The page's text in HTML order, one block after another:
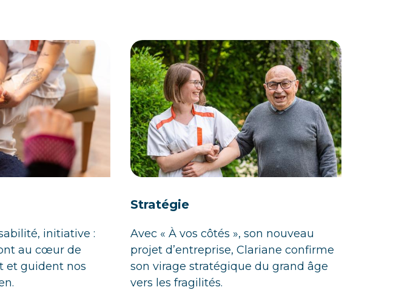
initiative :
au cœur de
et guident nos
Stratégie
Avec « À vos côtés », son nouveau
projet d’entreprise, Clariane confirme
son virage stratégique du grand âge
vers les fragilités.